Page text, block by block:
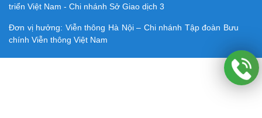
triển Việt Nam - Chi nhánh Sở Giao dịch 3
Đơn vị hưởng: Viễn thông Hà Nội – Chi nhánh Tập đoàn Bưu
chính Viễn thông Việt Nam